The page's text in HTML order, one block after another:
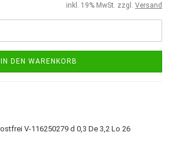
inkl. 19% MwSt. zzgl. Versand
IN DEN WARENKORB